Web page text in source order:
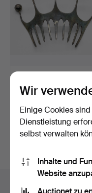
Age Fausing, Dänema…
Beendet 22. Sep 2023
12 Gebote
159 USD
Wir
Einige Cookies
Dienstleistung
selbst verwalten
Inhalte und
Website